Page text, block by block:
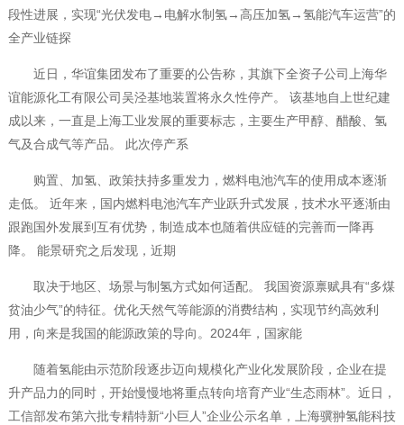
段性进展，实现“光伏发电→电解水制氢→高压加氢→氢能汽车运营”的
全产业链探
近日，华谊集团发布了重要的公告称，其旗下全资子公司上海华
谊能源化工有限公司吴泾基地装置将永久性停产。 该基地自上世纪建
成以来，一直是上海工业发展的重要标志，主要生产甲醇、醋酸、氢
气及合成气等产品。 此次停产系
购置、加氢、政策扶持多重发力，燃料电池汽车的使用成本逐渐
走低。 近年来，国内燃料电池汽车产业跃升式发展，技术水平逐渐由
跟跑国外发展到互有优势，制造成本也随着供应链的完善而一降再
降。 能景研究之后发现，近期
取决于地区、场景与制氢方式如何适配。 我国资源禀赋具有“多煤
贫油少气”的特征。优化天然气等能源的消费结构，实现节约高效利
用，向来是我国的能源政策的导向。2024年，国家能
随着氢能由示范阶段逐步迈向规模化产业化发展阶段，企业在提
升产品力的同时，开始慢慢地将重点转向培育产业“生态雨林”。近日，
工信部发布第六批专精特新“小巨人”企业公示名单，上海骥翀氢能科技